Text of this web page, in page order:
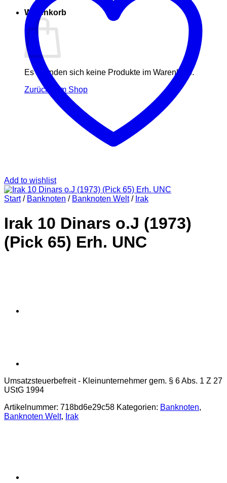
Warenkorb
Es befinden sich keine Produkte im Warenkorb.
Zurück zum Shop
Add to wishlist
Start / Banknoten / Banknoten Welt / Irak
Irak 10 Dinars o.J (1973)
(Pick 65) Erh. UNC
Umsatzsteuerbefreit - Kleinunternehmer gem. § 6 Abs. 1 Z 27
UStG 1994
Artikelnummer: 718bd6e29c58 Kategorien: Banknoten,
Banknoten Welt, Irak